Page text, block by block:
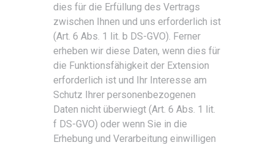
dies für die Erfüllung des Vertrags
zwischen Ihnen und uns erforderlich ist
(Art. 6 Abs. 1 lit. b DS-GVO). Ferner
erheben wir diese Daten, wenn dies für
die Funktionsfähigkeit der Extension
erforderlich ist und Ihr Interesse am
Schutz Ihrer personenbezogenen
Daten nicht überwiegt (Art. 6 Abs. 1 lit.
f DS-GVO) oder wenn Sie in die
Erhebung und Verarbeitung einwilligen